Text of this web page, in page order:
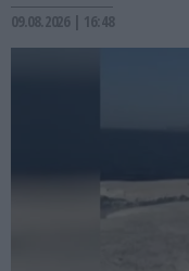
09.08.2026 | 16:48